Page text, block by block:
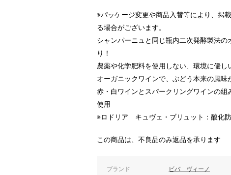
※パッケージ変更や商品入替等により、掲
る場合がございます。
シャンパーニュと同じ瓶内二次発酵製法
り！
農薬や化学肥料を使用しない、環境に優
オーガニックワインで、ぶどう本来の風味
赤・白ワインとスパークリングワインの組
使用
※ロドリア キュヴェ・ブリュット：酸化
この商品は、不良品のみ返品を承ります
ブランド ビバ ヴィーノ